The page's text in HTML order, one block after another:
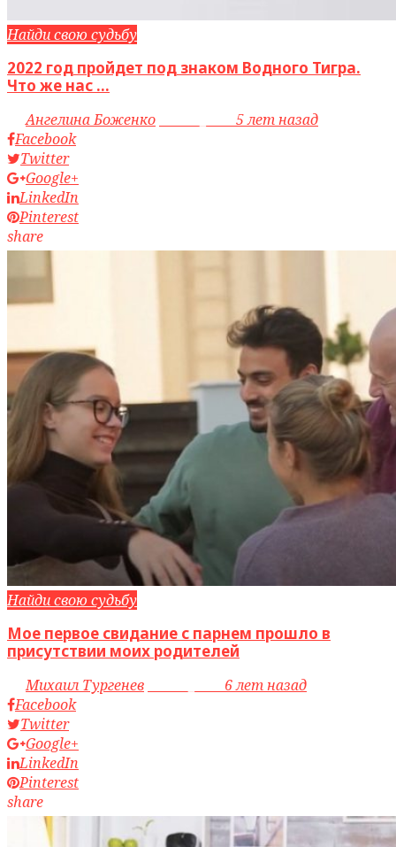
Найди свою судьбу
2022 год пройдет под знаком Водного Тигра.
Что же нас ...
byАнгелина Боженко
5 лет назад
Facebook
Twitter
Google+
LinkedIn
Pinterest
share
Найди свою судьбу
Мое первое свидание с парнем прошло в
присутствии моих родителей
byМихаил Тургенев
6 лет назад
Facebook
Twitter
Google+
LinkedIn
Pinterest
share